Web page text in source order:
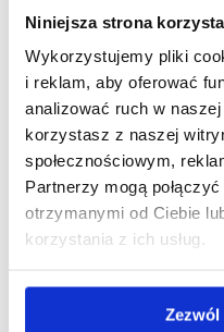
Niniejsza strona
Wykorzystujemy pliki
i reklam, aby oferować
analizować ruch w
korzystasz z naszej
społecznościowym,
Partnerzy mogą
otrzymanymi od Ciebie
korzystania z ich usług.
Zezwól
lub zamów